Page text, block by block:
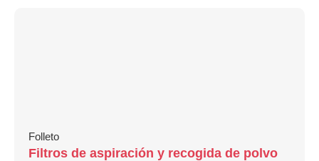
Folleto
Filtros de aspiración y recogida de polvo